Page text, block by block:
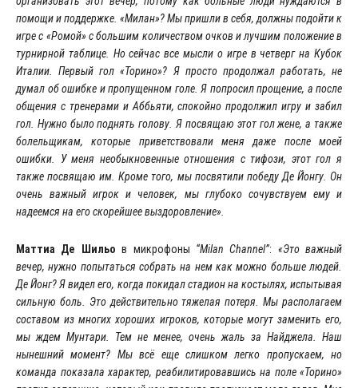
помощи и поддержке. «Милан»? Мы пришли в себя, должны подойти к
игре с «Ромой» с большим количеством очков и лучшим положение в
турнирной таблице. Но сейчас все мысли о игре в четверг на Кубок
Италии. Первый гол «Торино»? Я просто продолжал работать, не
думал об ошибке и пропущенном голе. Я попросил прощение, а после
общения с тренерами и Аббьяти, спокойно продолжил игру и забил
гол. Нужно было поднять голову. Я посвящаю этот гол жене, а также
болельщикам, которые приветствовали меня даже после моей
ошибки. У меня необыкновенные отношения с тифози, этот гол я
также посвящаю им. Кроме того, мы посвятили победу Де Йонгу. Он
очень важный игрок и человек, мы глубоко сочувствуем ему и
надеемся на его скорейшее выздоровление».
Маттиа Де Шильо в микрофоны “Milan Channel”: «Это важный
вечер, нужно попытаться собрать на нем как можно больше людей.
Де Йонг? Я видел его, когда покидал стадион на костылях, испытывая
сильную боль. Это действительно тяжелая потеря. Мы располагаем
составом из многих хороших игроков, которые могут заменить его,
мы ждем Мунтари. Тем не менее, очень жаль за Найджела. Наш
нынешний момент? Мы всё еще слишком легко пропускаем, но
команда показала характер, реабилитировавшись на поле «Торино»